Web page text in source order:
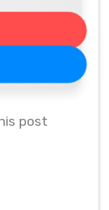
post